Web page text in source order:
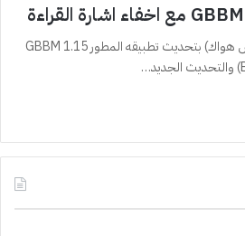
قام المطور العربي (الاخ / اتنفس هواك) بتحديث تطبيقه المطور GBBM 1.15